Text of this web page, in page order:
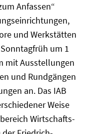
Anfassen“
und Werkstätten
um 1
mit Ausstellungen
und Rundgängen
an. Das IAB
Weise
Wirtschafts-